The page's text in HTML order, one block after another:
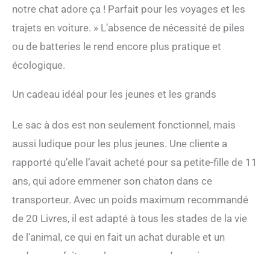
notre chat adore ça ! Parfait pour les voyages et les
trajets en voiture. » L’absence de nécessité de piles
ou de batteries le rend encore plus pratique et
écologique.
Un cadeau idéal pour les jeunes et les grands
Le sac à dos est non seulement fonctionnel, mais
aussi ludique pour les plus jeunes. Une cliente a
rapporté qu’elle l’avait acheté pour sa petite-fille de 11
ans, qui adore emmener son chaton dans ce
transporteur. Avec un poids maximum recommandé
de 20 Livres, il est adapté à tous les stades de la vie
de l’animal, ce qui en fait un achat durable et un